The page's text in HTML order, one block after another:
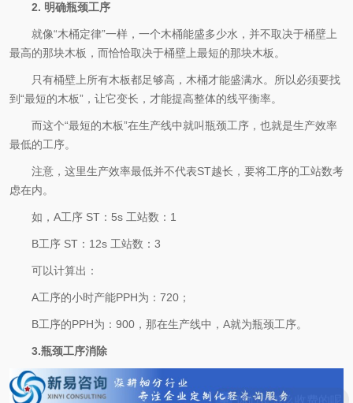
2. 明确瓶颈工序
就像“木桶定律”一样，一个木桶能盛多少水，并不取决于桶壁上
最高的那块木板，而恰恰取决于桶壁上最短的那块木板。
只有桶壁上所有木板都足够高，木桶才能盛满水。所以必须要找
到“最短的木板”，让它变长，才能提高整体的线平衡率。
而这个“最短的木板”在生产线中就叫瓶颈工序，也就是生产效率
最低的工序。
注意，这里生产效率最低并不代表ST越长，要将工序的工站数考
虑在内。
如，A工序 ST：5s 工站数：1
B工序 ST：12s 工站数：3
可以计算出：
A工序的小时产能PPH为：720；
B工序的PPH为：900，那在生产线中，A就为瓶颈工序。
3.瓶颈工序消除
你们是怎么收费的呢